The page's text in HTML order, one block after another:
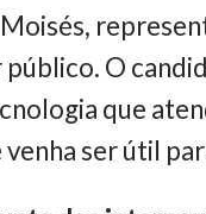
O
que
venha ser útil